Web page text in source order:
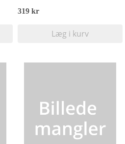
319 kr
Læg i kurv